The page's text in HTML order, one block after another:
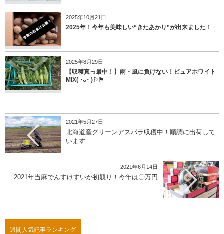
2025年10月21日
2025年！今年も美味しい“きたあかり”が出来ました！
2025年8月29日
【収穫真っ最中！】雨・風に負けない！ピュアホワイト
MIX( ･ᴗ･ )⚐⚑
2021年5月27日
北海道産グリーンアスパラ収穫中！順調に出荷して
います
2021年6月14日
2021年当麻でんすけすいか初競り！今年は〇万円
週間人気記事ランキング